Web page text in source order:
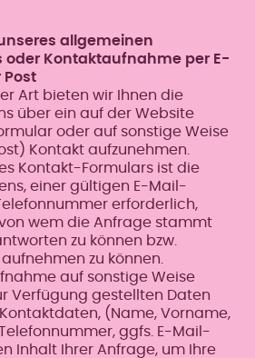
allgemeinen
oder Kontaktaufnahme per E-
Post
Art bieten wir Ihnen die
über ein auf der Website
oder auf sonstige Weise
Kontakt aufzunehmen.
Kontakt-Formulars ist die
einer gültigen E-Mail-
erforderlich,
wem die Anfrage stammt
zu können bzw.
zu können.
auf sonstige Weise
Verfügung gestellten Daten
(Name, Vorname,
ggfs. E-Mail-
Inhalt Ihrer Anfrage, um Ihre